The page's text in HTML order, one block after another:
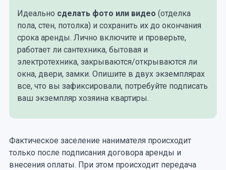
Идеально сделать фото или видео (отделка
пола, стен, потолка) и сохранить их до окончания
срока аренды. Лично включите и проверьте,
работает ли сантехника, бытовая и
электротехника, закрываются/открываются ли
окна, двери, замки. Опишите в двух экземплярах
все, что вы зафиксировали, потребуйте подписать
ваш экземпляр хозяина квартиры.
Фактическое заселение нанимателя происходит
только после подписания договора аренды и
внесения оплаты. При этом происходит передача